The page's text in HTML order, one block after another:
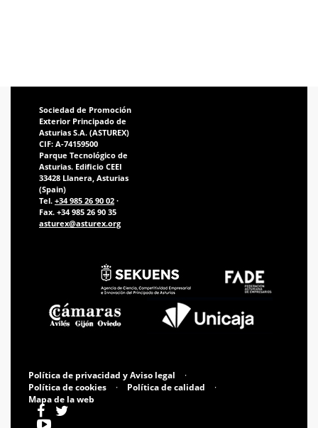
Sociedad de Promoción
Exterior Principado de
Asturias S.A. (ASTUREX)
CIF: A-74159500
Parque Tecnológico de
Asturias. Edificio CEEI
33428 Llanera, Asturias
(Spain)
Tel. +34 985 26 90 02 ·
Fax. +34 985 26 90 35
asturex@asturex.org
Política de privacidad y Aviso legal
·
Política de cookies
· Política de calidad
·
Mapa de la web